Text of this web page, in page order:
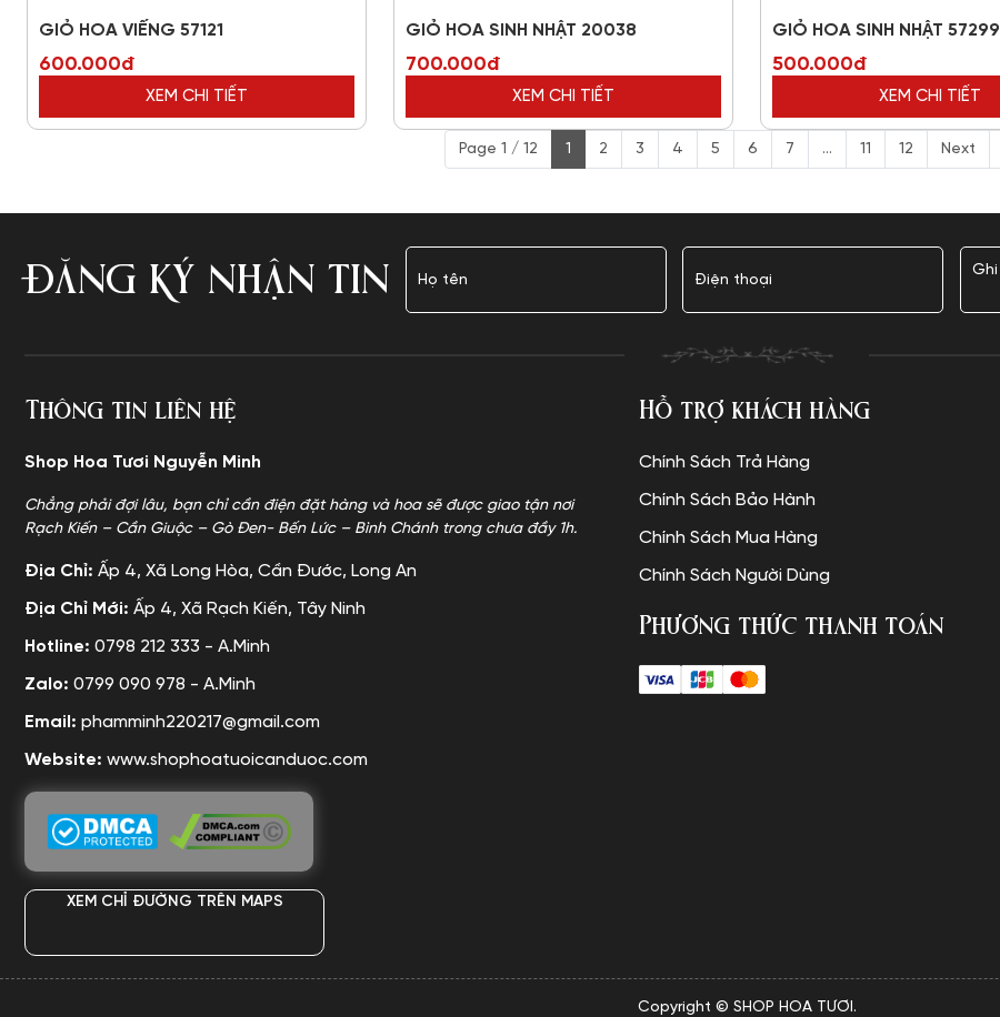
GIỎ HOA VIẾNG 57121
600.000đ
XEM CHI TIẾT
GIỎ HOA SINH NHẬT 20038
700.000đ
XEM CHI TIẾT
GIỎ HOA SINH NHẬT 57299
500.000đ
XEM CHI TIẾT
Page 1 / 12 1 2 3 4 5 6 7 ... 11 12 Next
ĐĂNG KÝ NHẬN TIN
Thông tin liên hệ
Shop Hoa Tươi Nguyễn Minh
Chẳng phải đợi lâu, bạn chỉ cần điện đặt hàng và hoa sẽ được giao tận nơi
Rạch Kiến – Cần Giuộc – Gò Đen- Bến Lức – Bình Chánh trong chưa đầy 1h.
Địa Chỉ: Ấp 4, Xã Long Hòa, Cần Đước, Long An
Địa Chỉ Mới: Ấp 4, Xã Rạch Kiến, Tây Ninh
Hotline: 0798 212 333 - A.Minh
Zalo: 0799 090 978 - A.Minh
Email: phamminh220217@gmail.com
Website: www.shophoatuoicanduoc.com
XEM CHỈ ĐƯỜNG TRÊN MAPS
Hỗ trợ khách hàng
Chính Sách Trả Hàng
Chính Sách Bảo Hành
Chính Sách Mua Hàng
Chính Sách Người Dùng
Phương thức thanh toán
Copyright © SHOP HOA TƯƠI.